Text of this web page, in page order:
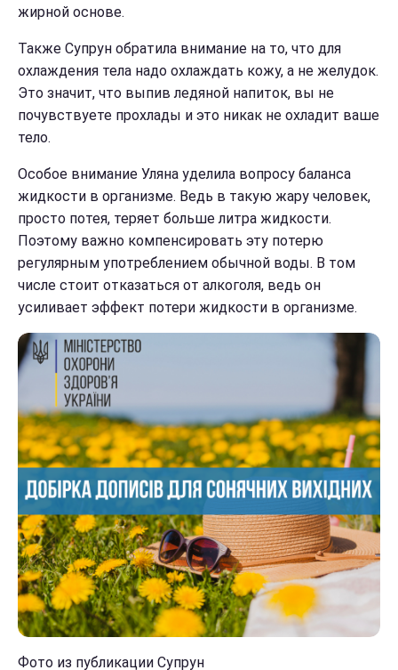
жирной основе.
Также Супрун обратила внимание на то, что для
охлаждения тела надо охлаждать кожу, а не желудок.
Это значит, что выпив ледяной напиток, вы не
почувствуете прохлады и это никак не охладит ваше
тело.
Особое внимание Уляна уделила вопросу баланса
жидкости в организме. Ведь в такую жару человек,
просто потея, теряет больше литра жидкости.
Поэтому важно компенсировать эту потерю
регулярным употреблением обычной воды. В том
числе стоит отказаться от алкоголя, ведь он
усиливает эффект потери жидкости в организме.
Фото из публикации Супрун